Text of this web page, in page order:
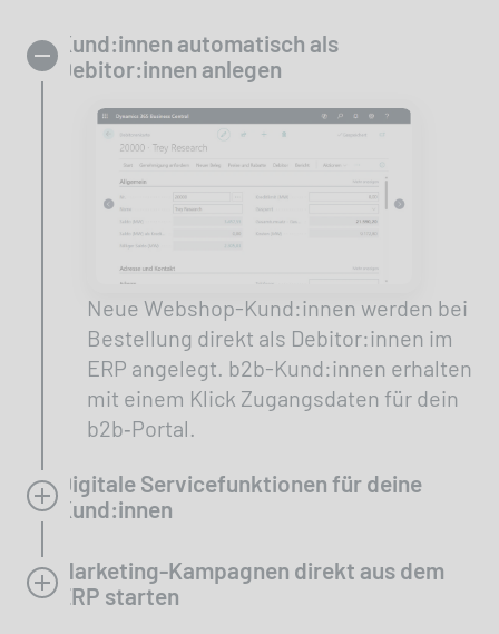
Kund:innen automatisch als
Debitor:innen anlegen
Neue Webshop-Kund:innen werden bei
Bestellung direkt als Debitor:innen im
ERP angelegt. b2b-Kund:innen erhalten
mit einem Klick Zugangsdaten für dein
b2b‑Portal.
Digitale Servicefunktionen für deine
Kund:innen
Marketing-Kampagnen direkt aus dem
ERP starten